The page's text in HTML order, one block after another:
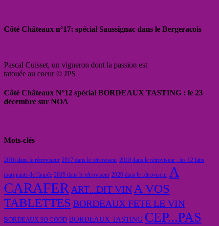
Côté Châteaux n°17: spécial Saussignac dans le Bergeracois
Pascal Cuisset, un vigneron dont la passion est
tatouée au coeur © JPS
Côté Châteaux N°12 spécial BORDEAUX TASTING : le 23
décembre sur NOA
Mots-clés
2016 dans le rétroviseur 2017 dans le rétroviseur 2018 dans le rétroviseur : les 12 faits
marquants de l'année 2019 dans le rétroviseur 2020 dans le rétroviseur A
CARAFER ART...DIT VIN A VOS
TABLETTES BORDEAUX FETE LE VIN
BORDEAUX SO GOOD BORDEAUX TASTING CEP...PAS